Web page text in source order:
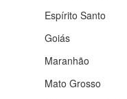
Espírito Santo
Goiás
Maranhão
Mato Grosso